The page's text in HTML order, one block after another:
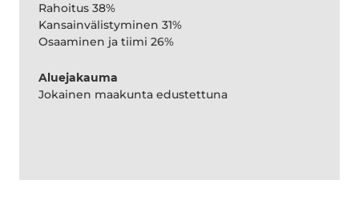
Rahoitus 38%
Kansainvälistyminen 31%
Osaaminen ja tiimi 26%
Aluejakauma
Jokainen maakunta edustettuna